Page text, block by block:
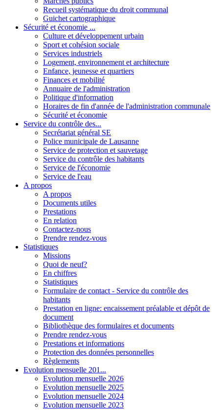
Recueil systématique du droit communal
Guichet cartographique
Sécurité et économie ...
Culture et développement urbain
Sport et cohésion sociale
Services industriels
Logement, environnement et architecture
Enfance, jeunesse et quartiers
Finances et mobilité
Annuaire de l'administration
Politique d'information
Horaires de fin d'année de l'administration communale
Sécurité et économie
Service du contrôle des...
Secrétariat général SE
Police municipale de Lausanne
Service de protection et sauvetage
Service du contrôle des habitants
Service de l'économie
Service de l'eau
A propos
A propos
Documents utiles
Prestations
En relation
Contactez-nous
Prendre rendez-vous
Statistiques
Missions
Quoi de neuf?
En chiffres
Statistiques
Formulaire de contact - Service du contrôle des
habitants
Prestation en ligne: encaissement préalable et dépôt de
document
Bibliothèque des formulaires et documents
Prendre rendez-vous
Prestations et informations
Protection des données personnelles
Règlements
Evolution mensuelle 201...
Evolution mensuelle 2026
Evolution mensuelle 2025
Evolution mensuelle 2024
Evolution mensuelle 2023